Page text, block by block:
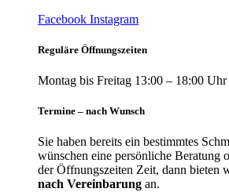
Facebook Instagram
Reguläre Öffnungszeiten
Montag bis Freitag 13:00 – 18:00 Uhr
Termine – nach Wunsch
Sie haben bereits ein bestimmtes
wünschen eine persönliche Beratung
der Öffnungszeiten Zeit, dann bieten
nach Vereinbarung an.